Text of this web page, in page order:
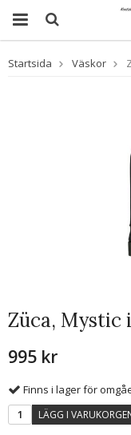
Startsida Väskor
Züca, Mystic
995 kr
Finns i lager för
LÄGG I